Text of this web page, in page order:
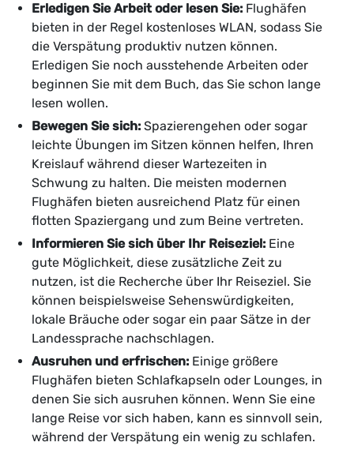
Erledigen Sie Arbeit oder lesen Sie: Flughäfen
bieten in der Regel kostenloses WLAN, sodass Sie
die Verspätung produktiv nutzen können.
Erledigen Sie noch ausstehende Arbeiten oder
beginnen Sie mit dem Buch, das Sie schon lange
lesen wollen.
Bewegen Sie sich: Spazierengehen oder sogar
leichte Übungen im Sitzen können helfen, Ihren
Kreislauf während dieser Wartezeiten in
Schwung zu halten. Die meisten modernen
Flughäfen bieten ausreichend Platz für einen
flotten Spaziergang und zum Beine vertreten.
Informieren Sie sich über Ihr Reiseziel: Eine
gute Möglichkeit, diese zusätzliche Zeit zu
nutzen, ist die Recherche über Ihr Reiseziel. Sie
können beispielsweise Sehenswürdigkeiten,
lokale Bräuche oder sogar ein paar Sätze in der
Landessprache nachschlagen.
Ausruhen und erfrischen: Einige größere
Flughäfen bieten Schlafkapseln oder Lounges, in
denen Sie sich ausruhen können. Wenn Sie eine
lange Reise vor sich haben, kann es sinnvoll sein,
während der Verspätung ein wenig zu schlafen.